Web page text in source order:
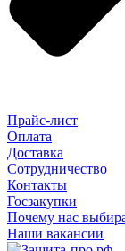
Прайс-лист
Оплата
Доставка
Сотрудничество
Контакты
Госзакупки
Почему нас
Наши вакансии